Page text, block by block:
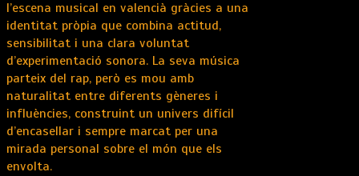
l’escena musical en valencià gràcies a una
identitat pròpia que combina actitud,
sensibilitat i una clara voluntat
d’experimentació sonora. La seva música
parteix del rap, però es mou amb
naturalitat entre diferents gèneres i
influències, construint un univers difícil
d’encasellar i sempre marcat per una
mirada personal sobre el món que els
envolta.